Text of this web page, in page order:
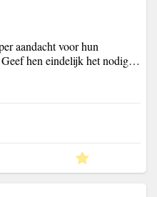
aandacht voor hun
hen eindelijk het nodig…